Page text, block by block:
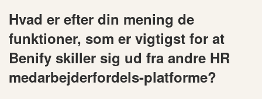
Hvad er efter din mening de
funktioner, som er vigtigst for at
Benify skiller sig ud fra andre HR
medarbejderfordels-platforme?